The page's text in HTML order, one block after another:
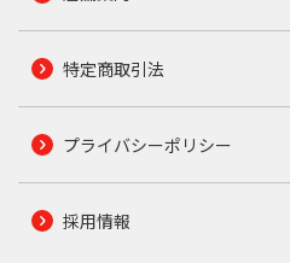
特定商取引法
プライバシーポリシー
採用情報